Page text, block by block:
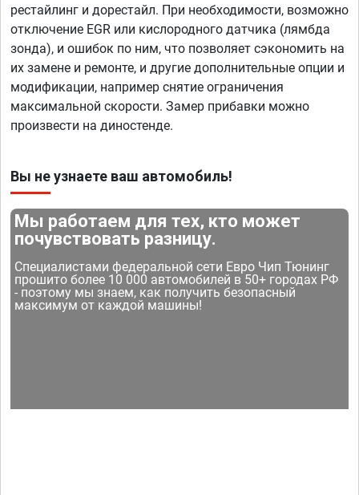
рестайлинг и дорестайл. При необходимости, возможно
отключение EGR или кислородного датчика (лямбда
зонда), и ошибок по ним, что позволяет сэкономить на
их замене и ремонте, и другие дополнительные опции и
модификации, например снятие ограничения
максимальной скорости. Замер прибавки можно
произвести на диностенде.
Вы не узнаете ваш автомобиль!
Мы работаем для тех, кто может
почувствовать разницу.
Специалистами федеральной сети Евро Чип Тюнинг
прошито более 10 000 автомобилей в 50+ городах РФ
- поэтому мы знаем, как получить безопасный
максимум от каждой машины!